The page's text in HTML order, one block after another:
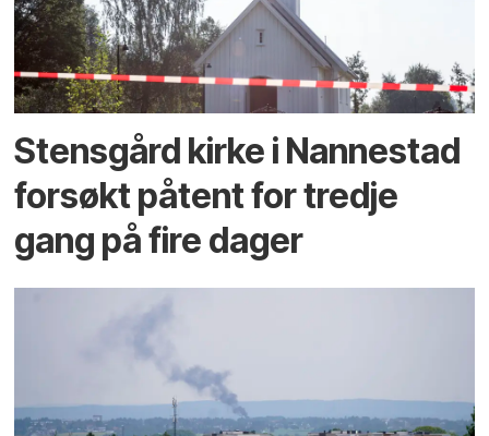
Stens­gård kirke i Nanne­stad
forsøkt på­tent for tredje
gang på fire dager